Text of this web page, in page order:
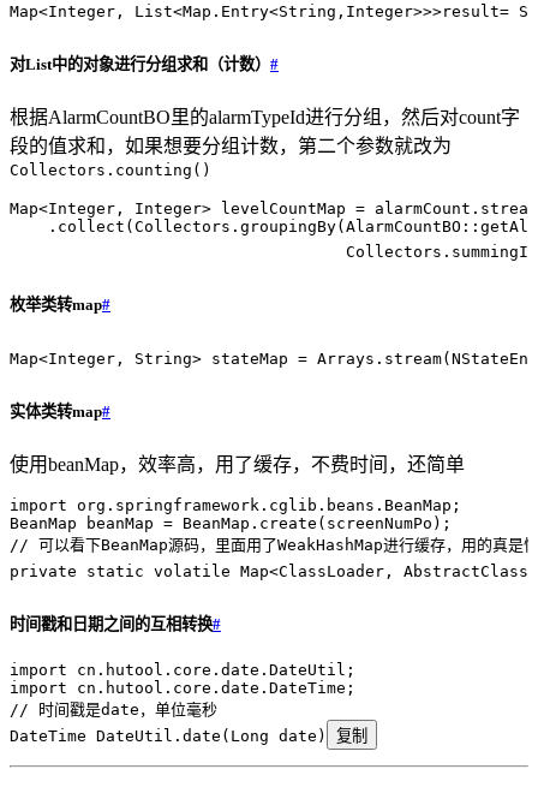
Map<Integer , List<Map . Entry<String , Integer>>>result=
对List中的对象进行分组求和（计数） #
根据AlarmCountBO里的alarmTypeId进行分组，然后对count字
段的值求和，如果想要分组计数，第二个参数就改为
Collectors.counting()
Map<Integer , Integer> levelCountMap = alarmCount . stream
    .
collect ( Collectors . groupingBy( AlarmCountBO ::
                                   Collectors
.
枚举类转map#
Map<Integer , String> stateMap = Arrays . stream(
实体类转map#
使用beanMap，效率高，用了缓存，不费时间，还简单
import org . springframework . cglib . beans . BeanMap ;
BeanMap beanMap = BeanMap . create ( screenNumPo ) ;
// 可以看下BeanMap源码，里面用了WeakHashMap进行缓存，用的真是
private static volatile Map<ClassLoader ,
时间戳和日期之间的互相转换#
import cn . hutool . core . date . DateUtil ;
import cn . hutool . core . date . DateTime ;
// 时间戳是date，单位毫秒
DateTime DateUtil . date ( Long date ) 复制